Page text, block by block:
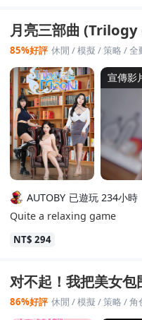
遠超水準 2. 不是演員的鍋，
好好的，更可以說是影視級
方法令成品呈現得更好 3. 不
吧 4. 那小有作品錯了嗎？有
遊戲的出生都看不到了，但有
要不然至少也要爭取一下，出
馬，說的就是資方問題，明明
作，劇組演員待遇好的，成品
人心生不滿意難平？
a應援區: 遊戲裡的「若無程
a，便無阿寧了。是Tina演活
裡故事線最豐富的女主，一
劇經驗令整個角色變得栩栩如
危動作亦是我見猶憐，也很佩
成就自然是每個結局都不放
了，不只阿寧，我也得吃追
a當然比不上專業歌手了，但
著聽著又能emo了，哎這該
曲不好聽的，肯定是不懂貨了
自己的特色，真的非常有吸
來體驗 Storytaco 這款早期作
為女主顏值不符個人審美就給
好。 如果是喜歡阿西系列的
求，畢竟《阿西2》的演員陣
較；稍微放低預期來看，這款
的選角其實不差，每位角色都
不像《阿西2》那麼成熟，但
看，確實能感受到製作組有
對的，這款遊戲體驗下來最讓
讓人懷疑製作組當初到底有沒
退出畫面直接卡死在排行榜頁
然新作有進步，不知道為什麼
續釋出更新補丁來修復， 老
前作，但最起碼、最基本的
這次的經理真的非常帥，感
大小姐們） 2.香腸哥（阿西1
蛋，這次遊戲的實景拍攝地
ul-ro, Ganghyeon-myeon,
韓）。 --- 【問題與 Bug 反
85%好評 休閒 /模擬 /策略 /全
宣傳影
AUTOBY 已遊玩 234小時
Quite a relaxing game
NT$ 294
对不起！我把美女包
86%好評 休閒 /模擬 /策略 /角